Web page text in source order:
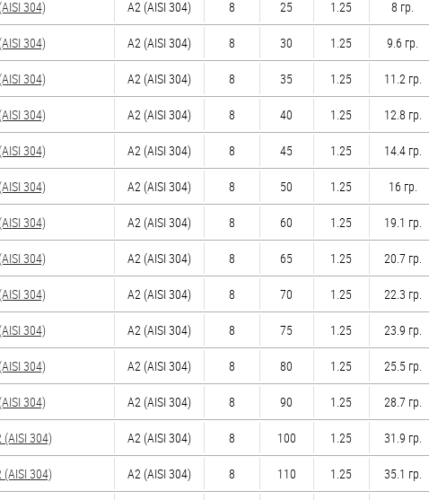
304) А2 (AISI 304) 8 25 1.25 8 гр.
304) А2 (AISI 304) 8 30 1.25 9.6 гр.
304) А2 (AISI 304) 8 35 1.25 11.2 гр.
304) А2 (AISI 304) 8 40 1.25 12.8 гр.
304) А2 (AISI 304) 8 45 1.25 14.4 гр.
304) А2 (AISI 304) 8 50 1.25 16 гр.
304) А2 (AISI 304) 8 60 1.25 19.1 гр.
304) А2 (AISI 304) 8 65 1.25 20.7 гр.
304) А2 (AISI 304) 8 70 1.25 22.3 гр.
304) А2 (AISI 304) 8 75 1.25 23.9 гр.
304) А2 (AISI 304) 8 80 1.25 25.5 гр.
304) А2 (AISI 304) 8 90 1.25 28.7 гр.
304) А2 (AISI 304) 8 100 1.25 31.9 гр.
304) А2 (AISI 304) 8 110 1.25 35.1 гр.